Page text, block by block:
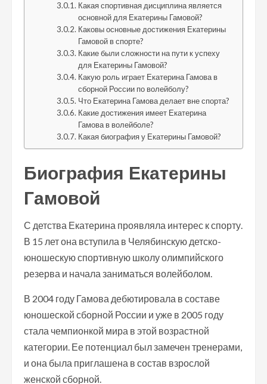
Какая спортивная дисциплина является
основной для Екатерины Гамовой?
Каковы основные достижения Екатерины
Гамовой в спорте?
Какие были сложности на пути к успеху
для Екатерины Гамовой?
Какую роль играет Екатерина Гамова в
сборной России по волейболу?
Что Екатерина Гамова делает вне спорта?
Какие достижения имеет Екатерина
Гамова в волейболе?
Какая биография у Екатерины Гамовой?
Биография Екатерины
Гамовой
С детства Екатерина проявляла интерес к спорту.
В 15 лет она вступила в Челябинскую детско-
юношескую спортивную школу олимпийского
резерва и начала заниматься волейболом.
В 2004 году Гамова дебютировала в составе
юношеской сборной России и уже в 2005 году
стала чемпионкой мира в этой возрастной
категории. Ее потенциал был замечен тренерами,
и она была приглашена в состав взрослой
женской сборной.